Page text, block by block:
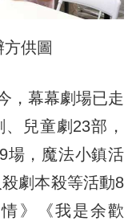
供圖
幕幕劇場已走
兒童劇23部，
場，魔法小鎮活
劇本殺等活動8
》《我是余歡